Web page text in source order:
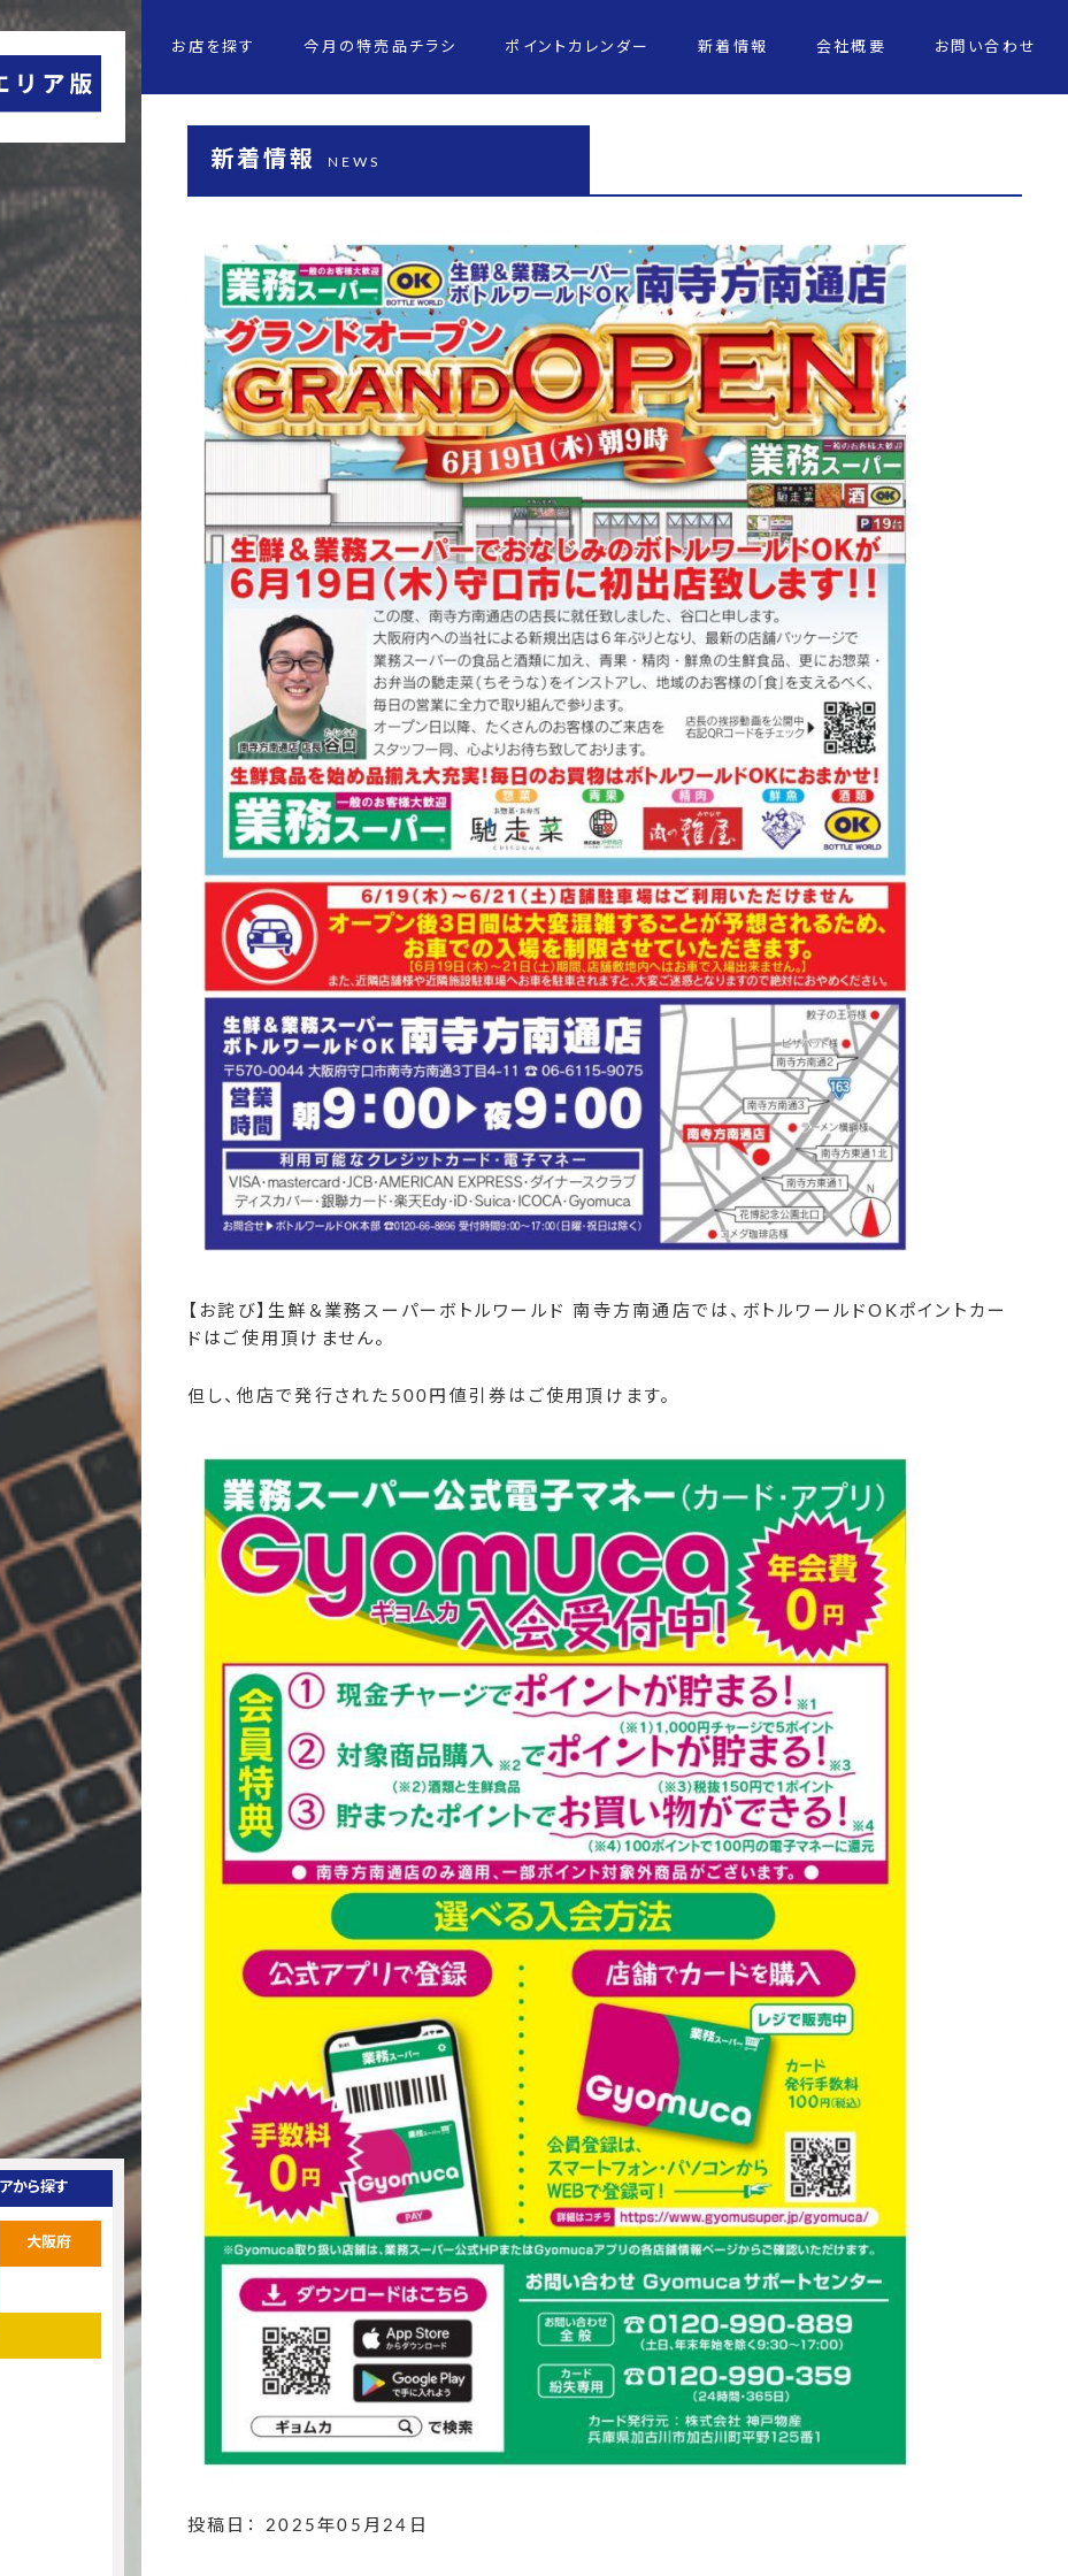
から探す
大阪府
お店を探す 今月の特売品チラシ ポイントカレンダー 新着情報 会社概要 お問い合わせ
新着情報 NEWS
【お詫び】生鮮＆業務スーパーボトルワールド 南寺方南通店では、ボトルワールドOKポイントカー
ドはご使用頂けません。
但し、他店で発行された500円値引券はご使用頂けます。
投稿日： 2025年05月24日